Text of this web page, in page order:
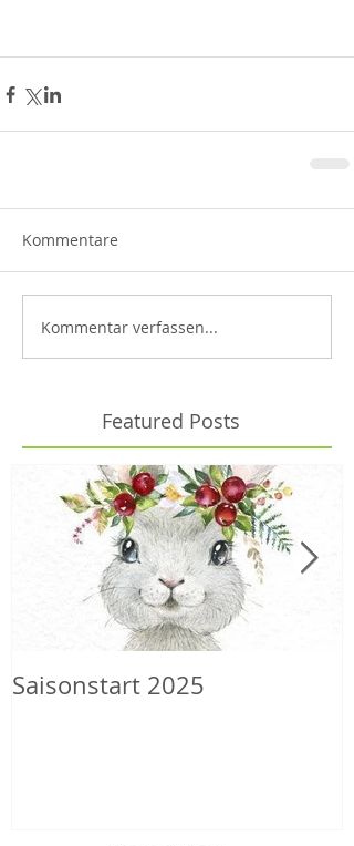
Kommentare
Kommentar verfassen...
Featured Posts
Saisonstart 2025